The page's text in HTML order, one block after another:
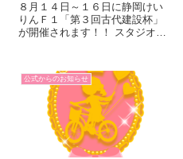
８月１４日～１６日に静岡けい
りんＦ１「第３回古代建設杯」
が開催されます！！ スタジオゲ
送案内★ ＳＰＥＥＤチャンネル
(１０：００～１７：００) ※伊
藤勝也さんの出演は１日目、３
公式からのお知らせ